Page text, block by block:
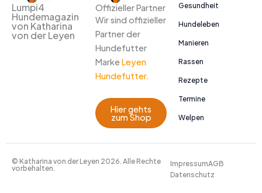
Lumpi4
Hundemagazin
von Katharina
von der Leyen
Offizieller Partner
Wir sind offizieller
Partner der
Hundefutter
Marke Leyen
Hundefutter.
Hier gehts
zum Shop
Gesundheit
Hundeleben
Manieren
Rassen
Rezepte
Termine
Welpen
© Katharina von der Leyen 2026. Alle Rechte
vorbehalten.
ImpressumAGB
Datenschutz